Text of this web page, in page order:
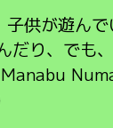
供が遊ん
だり、でも